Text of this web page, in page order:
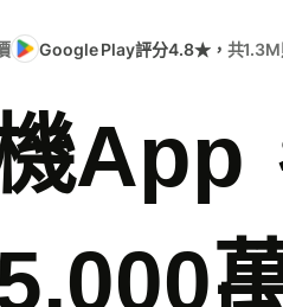
Google Play評分4.8★， 共
App